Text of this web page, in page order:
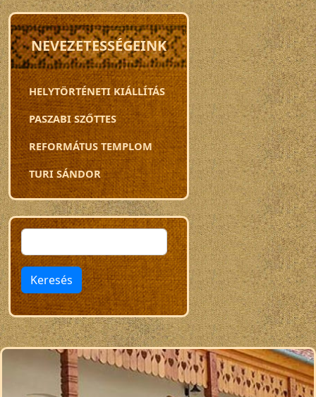
NEVEZETESSÉGEINK
HELYTÖRTÉNETI KIÁLLÍTÁS
PASZABI SZŐTTES
REFORMÁTUS TEMPLOM
TURI SÁNDOR
Keresés
Keresés